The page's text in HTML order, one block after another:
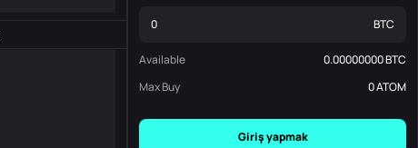
BTC
Available 0.00000000BTC
Max Buy
0ATOM
Giriş yapmak